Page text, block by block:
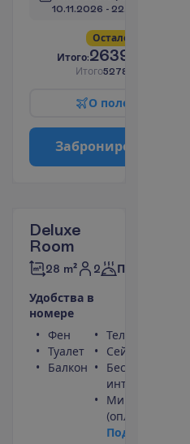
10.11.2026 - 22.11.2026
Остало
Итого:2639.00
Итого5278.00
О поле
Заброниро
Deluxe
Room
28 m² 2 Полупансион
Удобства в
номере
Фен
Туалет
Балкон
Телевизор
Сейф
Беспроводной
интернет
Мини-бар
(оплачивается)
Под